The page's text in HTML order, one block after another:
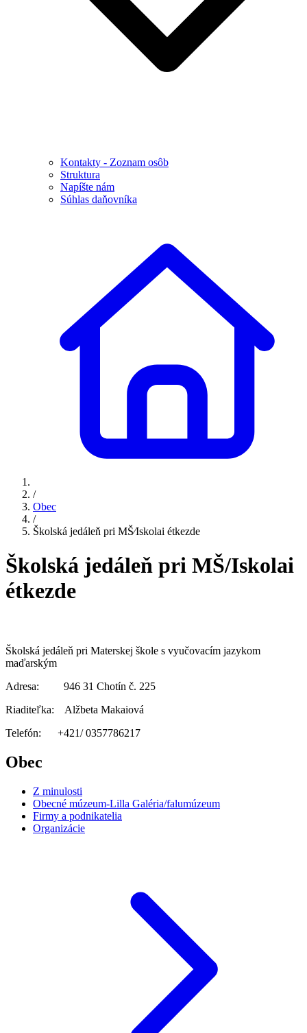
Kontakty - Zoznam osôb
Struktura
Napíšte nám
Súhlas daňovníka
/
Obec
/
Školská jedáleň pri MŠ⁄Iskolai étkezde
Školská jedáleň pri MŠ/Iskolai
étkezde
Školská jedáleň pri Materskej škole s vyučovacím jazykom
maďarským
Adresa: 946 31 Chotín č. 225
Riaditeľka: Alžbeta Makaiová
Telefón: +421/ 0357786217
Obec
Z minulosti
Obecné múzeum-Lilla Galéria/falumúzeum
Firmy a podnikatelia
Organizácie